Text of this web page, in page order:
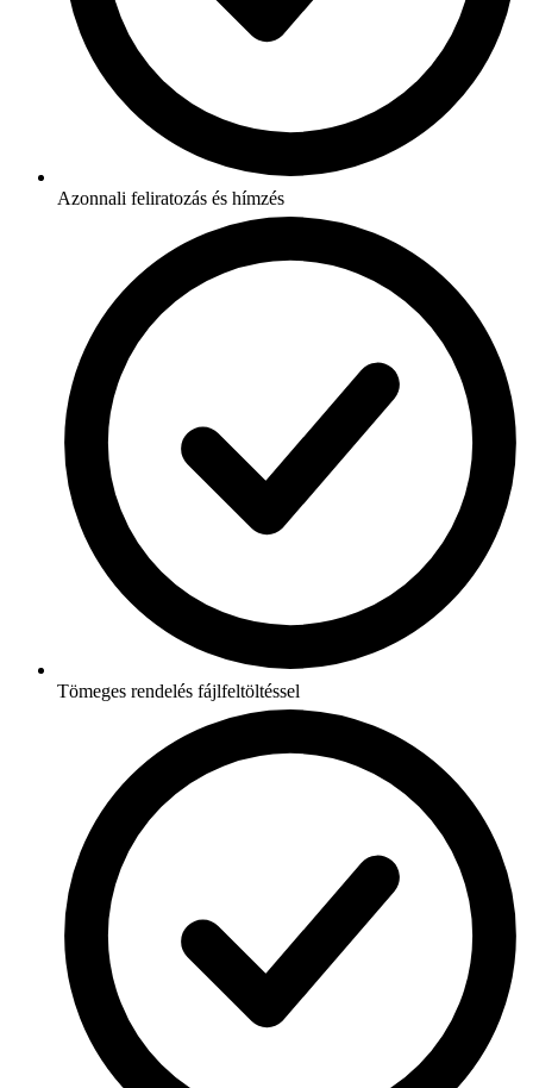
Azonnali feliratozás és hímzés
Tömeges rendelés fájlfeltöltéssel